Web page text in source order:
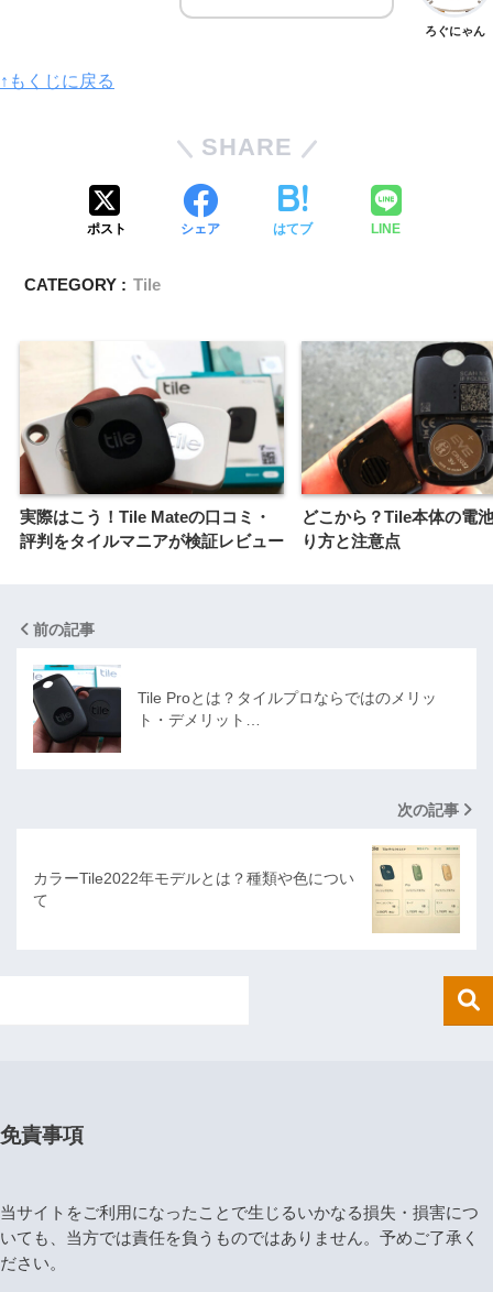
ろぐにゃん
↑もくじに戻る
SHARE
ポスト シェア はてブ LINE
CATEGORY : Tile
実際はこう！Tile Mateの口コミ・
評判をタイルマニアが検証レビュー
どこから？Tile本体の電
り方と注意点
前の記事
Tile Proとは？タイルプロならではのメリッ
ト・デメリット…
次の記事
カラーTile2022年モデルとは？種類や色につい
て
免責事項
当サイトをご利用になったことで生じるいかなる損失・損害につ
いても、当方では責任を負うものではありません。予めご了承く
ださい。